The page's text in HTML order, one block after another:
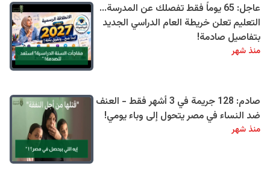
عاجل: 65 يوماً فقط تفصلك عن المدرسة...
التعليم تعلن خريطة العام الدراسي الجديد
بتفاصيل صادمة!
منذ شهر
صادم: 128 جريمة في 3 أشهر فقط - العنف
ضد النساء في مصر يتحول إلى وباء يومي!
منذ شهر